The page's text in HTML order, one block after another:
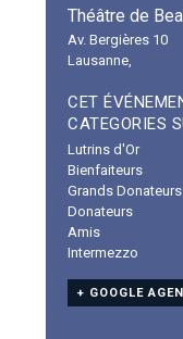
Théâtre de
Av. Bergières 10
Lausanne,
CET
CATEGORIES
Lutrins d'Or
Bienfaiteurs
Grands Donateurs
Donateurs
Amis
Intermezzo
+ GOOGLE